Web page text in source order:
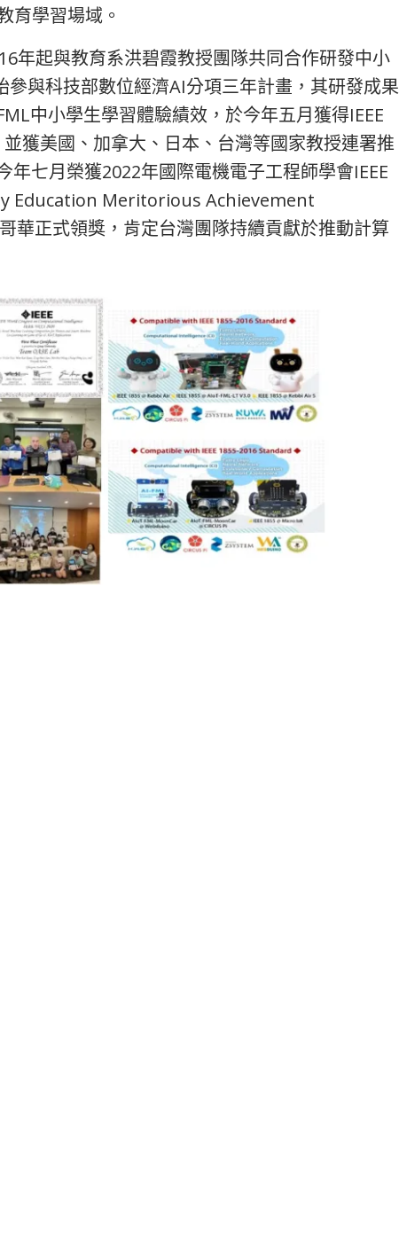
育學習場域。
年起與教育系洪碧霞教授團隊共同合作研發中小
與科技部數位經濟AI分項三年計畫，其研發成果
中小學生學習體驗績效，於今年五月獲得IEEE
獲美國、加拿大、日本、台灣等國家教授連署推
年七月榮獲2022年國際電機電子工程師學會IEEE
Education Meritorious Achievement
華正式領獎，肯定台灣團隊持續貢獻於推動計算